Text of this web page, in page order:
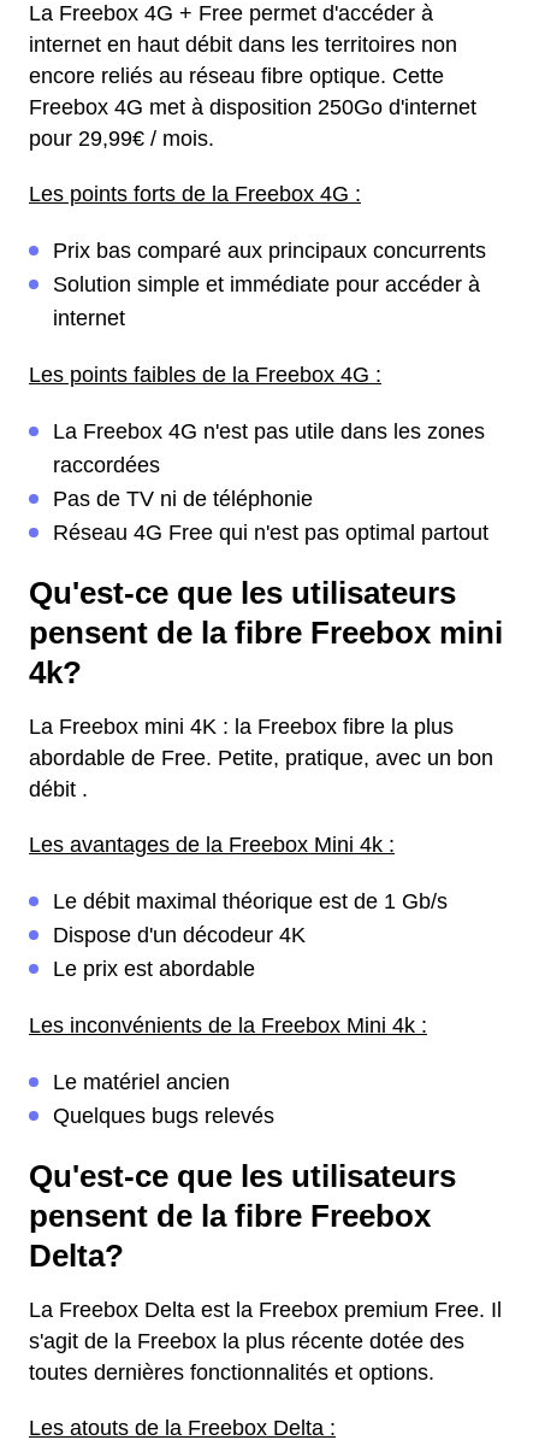
La Freebox 4G + Free permet d'accéder à
internet en haut débit dans les territoires non
encore reliés au réseau fibre optique. Cette
Freebox 4G met à disposition 250Go d'internet
pour 29,99€ / mois.
Les points forts de la Freebox 4G :
Prix bas comparé aux principaux concurrents
Solution simple et immédiate pour accéder à
internet
Les points faibles de la Freebox 4G :
La Freebox 4G n'est pas utile dans les zones
raccordées
Pas de TV ni de téléphonie
Réseau 4G Free qui n'est pas optimal partout
Qu'est-ce que les utilisateurs
pensent de la fibre Freebox mini
4k?
La Freebox mini 4K : la Freebox fibre la plus
abordable de Free. Petite, pratique, avec un bon
débit .
Les avantages de la Freebox Mini 4k :
Le débit maximal théorique est de 1 Gb/s
Dispose d'un décodeur 4K
Le prix est abordable
Les inconvénients de la Freebox Mini 4k :
Le matériel ancien
Quelques bugs relevés
Qu'est-ce que les utilisateurs
pensent de la fibre Freebox
Delta?
La Freebox Delta est la Freebox premium Free. Il
s'agit de la Freebox la plus récente dotée des
toutes dernières fonctionnalités et options.
Les atouts de la Freebox Delta :